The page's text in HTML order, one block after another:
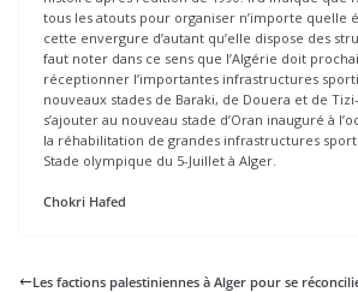
tous les atouts pour organiser n’importe quelle
cette envergure d’autant qu’elle dispose des
faut noter dans ce sens que l’Algérie doit
réceptionner l’importantes infrastructures
nouveaux stades de Baraki, de Douera et de
s’ajouter au nouveau stade d’Oran inauguré à
la réhabilitation de grandes infrastructures
Stade olympique du 5-Juillet à Alger.
Chokri Hafed
Les factions palestiniennes à Alger pour se